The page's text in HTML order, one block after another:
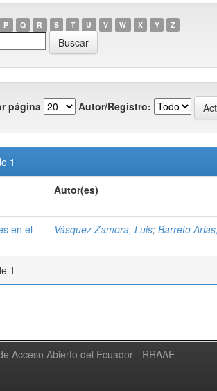
P Q R S T U V W X Y Z
página Autor/Registro:
1
Autor(es)
en el
Vásquez Zamora, Luis; Barreto
1
Acceso Abierto del Ecuador - RRAAE